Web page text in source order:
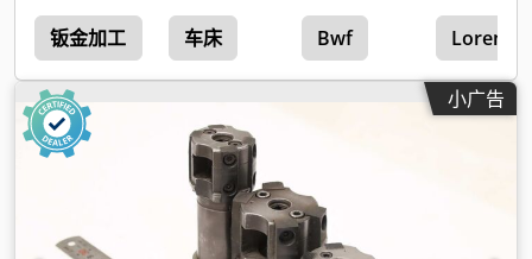
钣金加工 车床 Bwf Lorenz
小广告